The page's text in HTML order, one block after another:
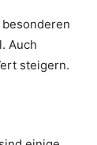
Auch
steigern.